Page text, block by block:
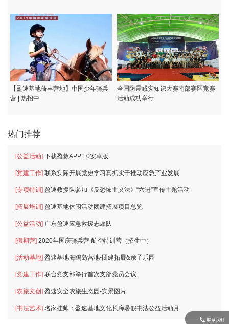
【盈速基地倚丰营地】中国少年骑兵
营 | 热招中
全国防震减灾知识大赛南部赛区竞赛
活动成功举行
热门推荐
[公益活动] 下载盈救APP1.0安卓版
[党建工作] 联系实际开展党史学习真抓实干推动应急产业发展
[专项特训] 盈速救援队参加《反恐怖主义法》“六进”宣传主题活动
[拓展培训] 盈速基地休闲活动团建拓展项目总览
[公益活动] 广东盈速应急救援志愿队
[假期营] 2020年国庆骑兵营|航空特训营（招生中）
[活动基地] 盈速基地海鸥岛营地-团建拓展&亲子乐园
[党建工作] 联合党支部举行首次支部党员会议
[农旅文创] 盈速安全农旅生态园-实景图片
[书法艺术] 名家挂帅：盈速基地文化长廊暑假书法公益活动月